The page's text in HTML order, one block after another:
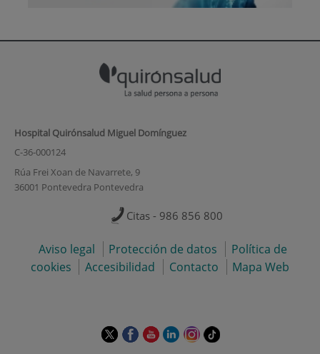
Hospital Quirónsalud Miguel Domínguez
C-36-000124
Rúa Frei Xoan de Navarrete, 9
36001 Pontevedra Pontevedra
Citas - 986 856 800
Aviso legal Protección de datos
Política de
cookies
Accesibilidad Contacto Mapa Web
EsteEsteEsteEsteEsteEnlace